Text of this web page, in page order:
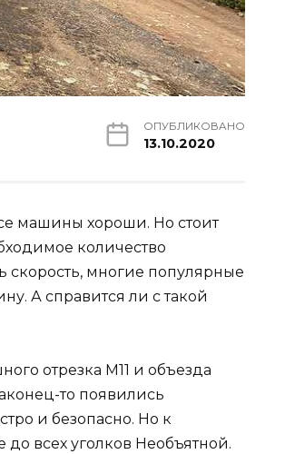
ОПУБЛИКОВАНО
13.10.2020
машины хороши. Но стоит
количество
скорость, многие популярные
А справится ли с такой
отрезка М11 и объезда
то появились
и безопасно. Но к
всех уголков Необъятной.